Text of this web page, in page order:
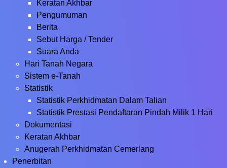
Keratan Akhbar
Pengumuman
Berita
Sebut Harga / Tender
Suara Anda
Hari Tanah Negara
Sistem e-Tanah
Statistik
Statistik Perkhidmatan Dalam Talian
Statistik Prestasi Pendaftaran Pindah Milik 1 Hari
Dokumentasi
Keratan Akhbar
Anugerah Perkhidmatan Cemerlang
Penerbitan